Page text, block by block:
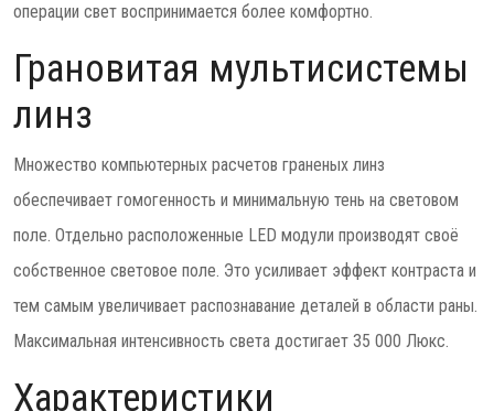
операции свет воспринимается более комфортно.
Грановитая мультисистемы
линз
Множество компьютерных расчетов граненых линз
обеспечивает гомогенность и минимальную тень на световом
поле. Отдельно расположенные LED модули производят своё
собственное световое поле. Это усиливает эффект контраста и
тем самым увеличивает распознавание деталей в области раны.
Максимальная интенсивность света достигает 35 000 Люкс.
Характеристики